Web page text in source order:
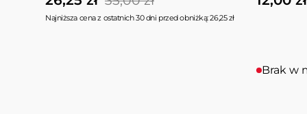
Najniższa cena z ostatnich 30 dni przed obniżką: 26,25 zł
Brak w